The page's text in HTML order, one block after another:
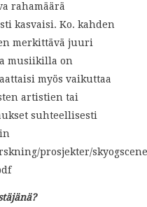
rahamäärä
kasvaisi. Ko. kahden
merkittävä juuri
musiikilla on
myös vaikuttaa
artistien tai
suhteellisesti
prosjekter/